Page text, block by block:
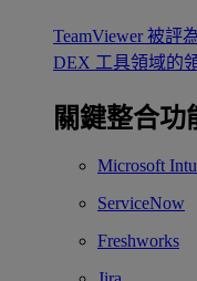
TeamViewer 被評
DEX 工具領域的
關鍵整合功
Microsoft
ServiceNow
Freshworks